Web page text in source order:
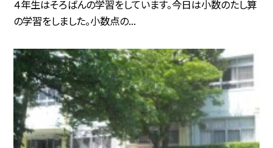
４年生はそろばんの学習をしています。今日は小数のたし算
の学習をしました。小数点の...